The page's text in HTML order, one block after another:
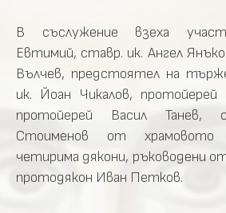
В съслужение взеха
Евтимий, ставр. ик. Ангел
Вълчев, предстоятел на
ик. Йоан Чикалов,
протойерей Васил Танев,
Стоименов от храмовото
четирима дякони, ръководени
протодякон Иван Петков.